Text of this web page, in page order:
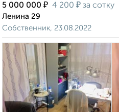
5 000 000 ₽ 4 200 ₽ за сотку
Ленина 29
Собственник, 23.08.2022